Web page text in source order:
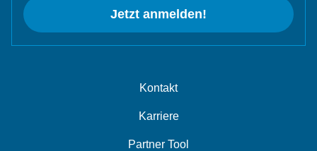
Kontakt
Karriere
Partner Tool
Jetzt anmelden!